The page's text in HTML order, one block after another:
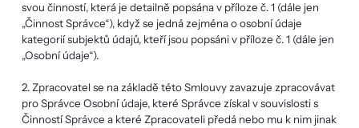
svou činností, která je detailně popsána v příloze č. 1 (dále jen
„Činnost Správce“), když se jedná zejména o osobní údaje
kategorií subjektů údajů, kteří jsou popsáni v příloze č. 1 (dále jen
„Osobní údaje“).
2. Zpracovatel se na základě této Smlouvy zavazuje zpracovávat
pro Správce Osobní údaje, které Správce získal v souvislosti s
Činností Správce a které Zpracovateli předá nebo mu k nim jinak